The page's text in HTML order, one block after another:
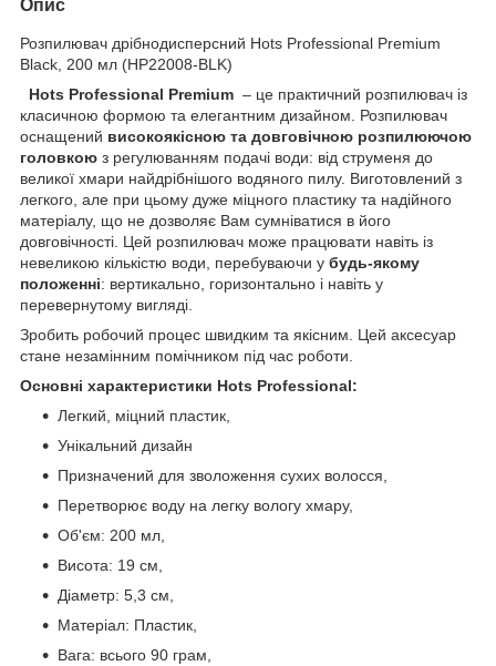
Опис
Розпилювач дрібнодисперсний Hots Professional Premium
Black, 200 мл (HP22008-BLK)
Hots Professional Premium – це практичний розпилювач із
класичною формою та елегантним дизайном. Розпилювач
оснащений високоякісною та довговічною розпилюючою
головкою з регулюванням подачі води: від струменя до
великої хмари найдрібнішого водяного пилу. Виготовлений з
легкого, але при цьому дуже міцного пластику та надійного
матеріалу, що не дозволяє Вам сумніватися в його
довговічності. Цей розпилювач може працювати навіть із
невеликою кількістю води, перебуваючи у будь-якому
положенні: вертикально, горизонтально і навіть у
перевернутому вигляді.
Зробить робочий процес швидким та якісним. Цей аксесуар
стане незамінним помічником під час роботи.
Основні характеристики Hots Professional:
Легкий, міцний пластик,
Унікальний дизайн
Призначений для зволоження сухих волосся,
Перетворює воду на легку вологу хмару,
Об'єм: 200 мл,
Висота: 19 см,
Діаметр: 5,3 см,
Матеріал: Пластик,
Вага: всього 90 грам,